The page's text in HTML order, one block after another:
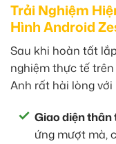
Trải Nghiệm
Hình Android
Sau khi hoàn tất
nghiệm thực tế
Anh rất hài lòng
Giao diện thân
ứng mượt mà,